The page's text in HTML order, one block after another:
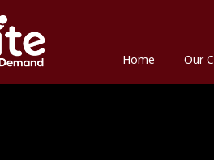
Home Our